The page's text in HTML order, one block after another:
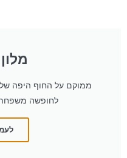
ממוקם על החוף היפה של
לחופשה